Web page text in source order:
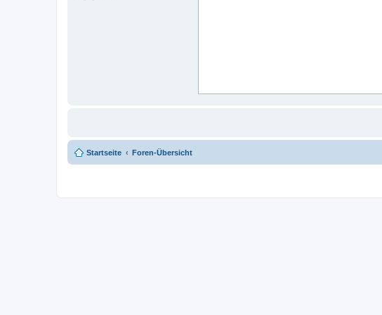
Startseite Foren-Übersicht